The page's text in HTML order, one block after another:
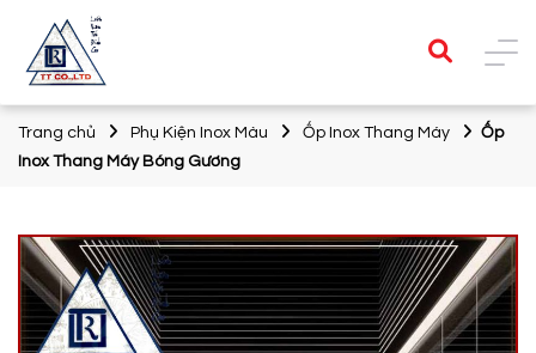
Trang chủ Phụ Kiện Inox Màu Ốp Inox Thang Máy
Ốp
Inox Thang Máy Bóng Gương